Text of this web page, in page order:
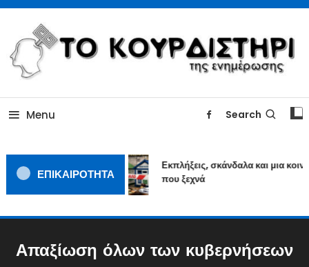
Skip
Content
TOKOURDISTIRI.GR
Menu Search
ΕΠΙΚΑΙΡΟΤΗΤΑ
Εκπλήξεις, σκάνδαλα και μια
που ξεχνά
Απαξίωση όλων των κυβερνήσεων